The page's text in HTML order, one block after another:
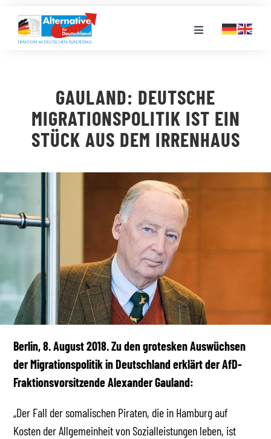
Inhalt
springen
Toggle
LANDESGRUPPEN
VERANSTALTUNGEN
STELLENPORTAL
MEDIATHEK
GAULAND: DEUTSCHE
MIGRATIONSPOLITIK IST EIN
STÜCK AUS DEM IRRENHAUS
Berlin, 8. August 2018. Zu den grotesken Auswüchsen
der Migrationspolitik in Deutschland erklärt der AfD-
Fraktionsvorsitzende Alexander Gauland:
„Der Fall der somalischen Piraten, die in Hamburg auf
Kosten der Allgemeinheit von Sozialleistungen leben, ist